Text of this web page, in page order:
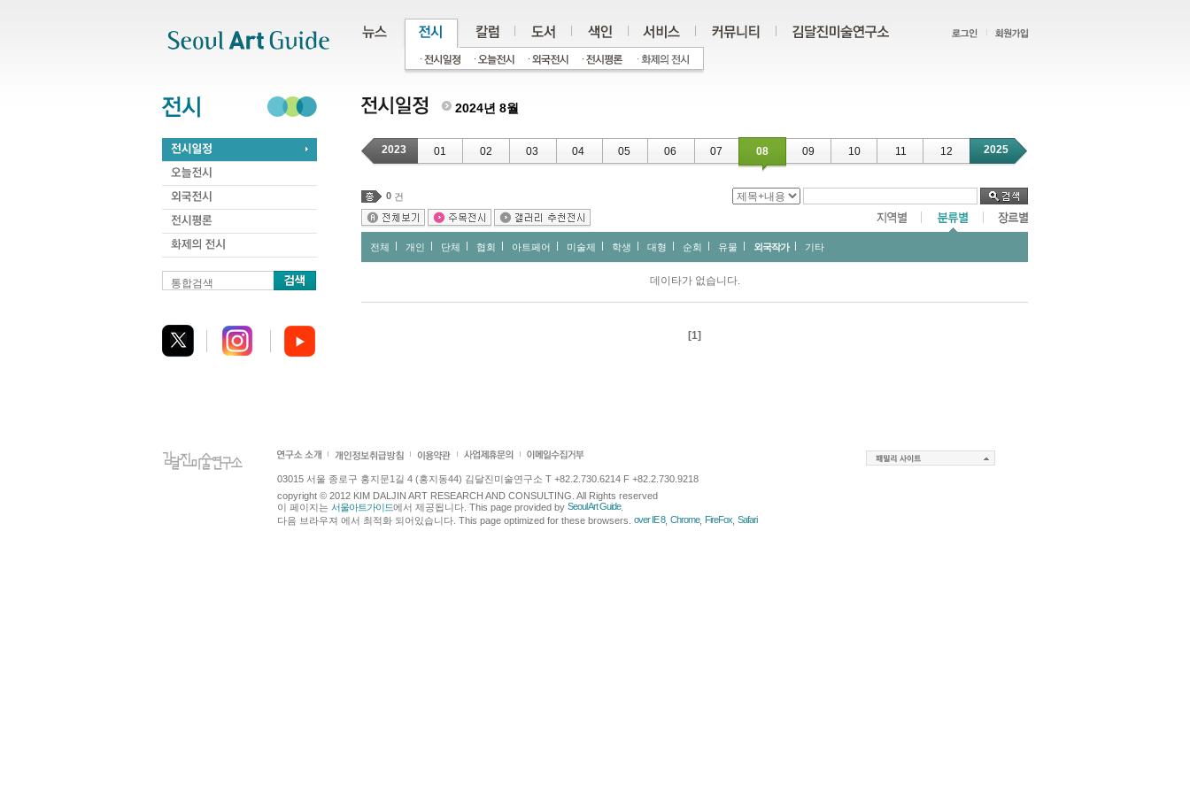
통합검색
2024년 8월
2023 01 02 03 04 05 06 07 08 09 10 11 12 2025
0 건
전체 개인 단체 협회 아트페어 미술제 학생 대형 순회 유물 외국작가 기타
데이타가 없습니다.
[1]
03015 서울 종로구 홍지문1길 4 (홍지동44) 김달진미술연구소 T +82.2.730.6214 F +82.2.730.9218
copyright © 2012 KIM DALJIN ART RESEARCH AND CONSULTING. All Rights reserved
이 페이지는 서울아트가이드에서 제공됩니다. This page provided by Seoul Art Guide.
다음 브라우져 에서 최적화 되어있습니다. This page optimized for these browsers. over IE 8, Chrome, FireFox Safari